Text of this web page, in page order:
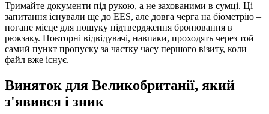
Тримайте документи під рукою, а не захованими в сумці. Ці
запитання існували ще до EES, але довга черга на біометрію –
погане місце для пошуку підтвердження бронювання в
рюкзаку. Повторні відвідувачі, навпаки, проходять через той
самий пункт пропуску за частку часу першого візиту, коли
файл вже існує.
Виняток для Великобританії, який
з'явився і зник